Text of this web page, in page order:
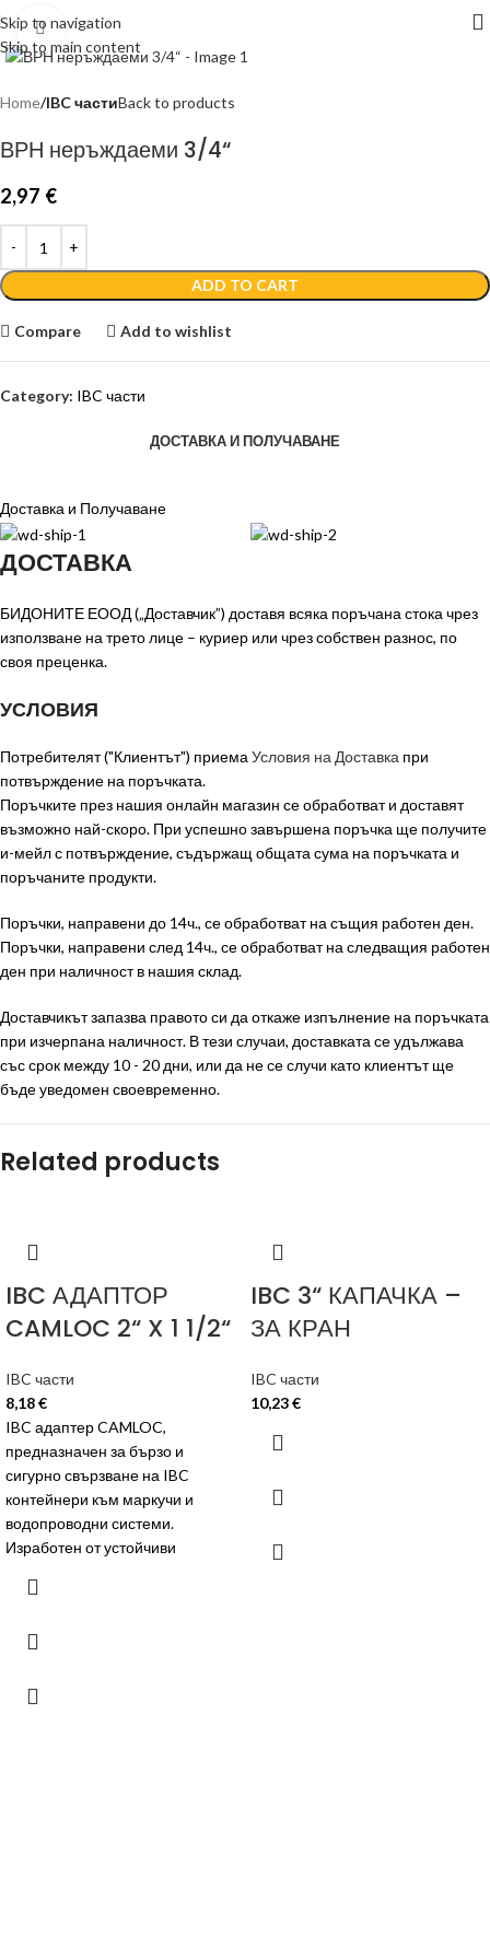
Skip to navigation
Skip to main content
Click to enlarge
Home IBC частиBack to products
ВРН неръждаеми 3/4“
2,97 €
ADD TO CART
Compare Add to wishlist
Category: IBC части
ДОСТАВКА И ПОЛУЧАВАНЕ
Доставка и Получаване
ДОСТАВКА
БИДОНИТЕ ЕООД („Доставчик”) доставя всяка поръчана стока чрез
използване на трето лице – куриер или чрез собствен разнос, по
своя преценка.
УСЛОВИЯ
Потребителят ("Клиентът") приема Условия на Доставка при
потвърждение на поръчката.
Поръчките през нашия онлайн магазин се обработват и доставят
възможно най-скоро. При успешно завършена поръчка ще получите
и-мейл с потвърждение, съдържащ общата сума на поръчката и
поръчаните продукти.
Поръчки, направени до 14ч., се обработват на същия работен ден.
Поръчки, направени след 14ч., се обработват на следващия работен
ден при наличност в нашия склад.
Доставчикът запазва правото си да откаже изпълнение на поръчката
при изчерпана наличност. В тези случаи, доставката се удължава
със срок между 10 - 20 дни, или да не се случи като клиентът ще
бъде уведомен своевременно.
Related products
IBC АДАПТОР
CAMLOC 2“ X 1 1/2“
IBC части
8,18€
IBC адаптер CAMLOC,
предназначен за бързо и
сигурно свързване на IBC
контейнери към маркучи и
водопроводни системи.
Изработен от устойчиви
IBC 3“ КАПАЧКА –
ЗА КРАН
IBC части
10,23€